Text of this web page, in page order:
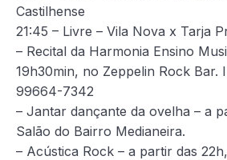
Castilhense
21:45 – Livre – Vila Nova x Tarja
– Recital da Harmonia Ensino
19h30min, no Zeppelin Rock Bar.
99664-7342
– Jantar dançante da ovelha – a
Salão do Bairro Medianeira.
– Acústica Rock – a partir das